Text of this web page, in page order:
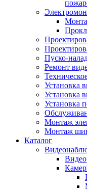
Пуско-
Ремонт
Установка
Установка
Установка
Монтаж
Монтаж
Каталог